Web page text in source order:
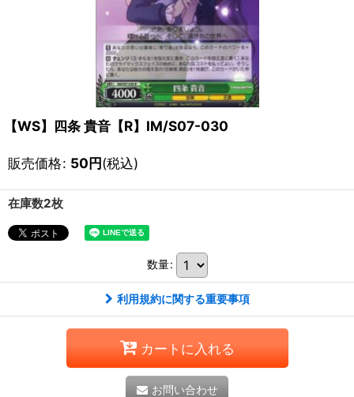
【WS】四条 貴音【R】IM/S07-030
販売価格: 50円(税込)
在庫数2枚
数量:
利用規約に関する重要事項
カートに入れる
お問い合わせ